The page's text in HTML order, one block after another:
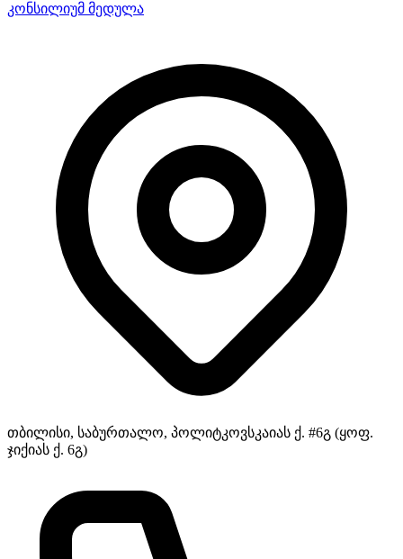
კონსილიუმ მედულა
თბილისი, საბურთალო, პოლიტკოვსკაიას ქ. #6გ (ყოფ.
ჯიქიას ქ. 6გ)